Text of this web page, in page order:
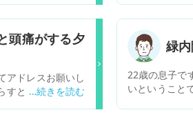
ーでの手術？が必
術って２回受けれ
頭痛がする夕
アドレスお願いし
すと頭が痛いと言
緑
22歳の息子で
いということ